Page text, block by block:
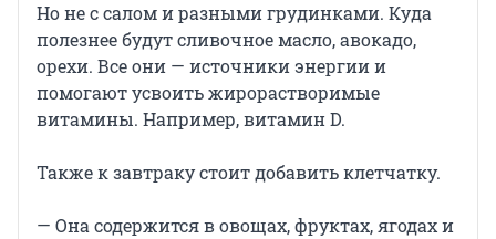
Но не с салом и разными грудинками. Куда
полезнее будут сливочное масло, авокадо,
орехи. Все они — источники энергии и
помогают усвоить жирорастворимые
витамины. Например, витамин D.
Также к завтраку стоит добавить клетчатку.
— Она содержится в овощах, фруктах, ягодах и